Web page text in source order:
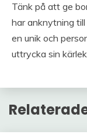
Tänk på att ge
har anknytning
en unik och
uttrycka sin